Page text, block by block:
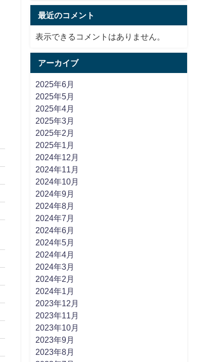
最近のコメント
表示できるコメントはありません。
アーカイブ
2025年6月
2025年5月
2025年4月
2025年3月
2025年2月
2025年1月
2024年12月
2024年11月
2024年10月
2024年9月
2024年8月
2024年7月
2024年6月
2024年5月
2024年4月
2024年3月
2024年2月
2024年1月
2023年12月
2023年11月
2023年10月
2023年9月
2023年8月